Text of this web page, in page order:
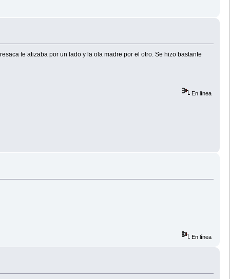
te atizaba por un lado y la ola madre por el otro. Se hizo bastante
En línea
En línea